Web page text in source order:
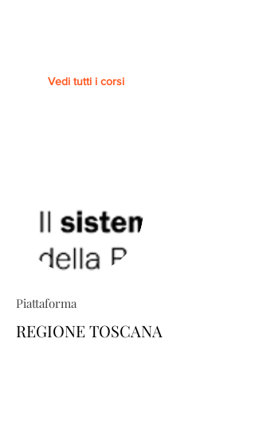
Vedi tutti i corsi
Piattaforma
REGIONE TOSCANA